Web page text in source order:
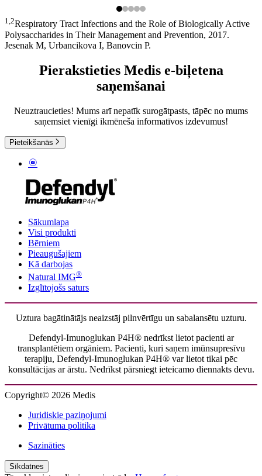
1,2Respiratory Tract Infections and the Role of Biologically Active
Polysaccharides in Their Management and Prevention, 2017.
Jesenak M, Urbancikova I, Banovcin P.
Pierakstieties Medis e-biļetena
saņemšanai
Neuztraucieties! Mums arī nepatīk surogātpasts, tāpēc no mums
saņemsiet vienīgi ikmēneša informatīvos izdevumus!
Pieteikšanās
Sākumlapa
Visi produkti
Bērniem
Pieaugušajiem
Kā darbojas
Natural IMG®
Izglītojošs saturs
Uztura bagātinātājs neaizstāj pilnvērtīgu un sabalansētu uzturu.
Defendyl-Imunoglukan P4H® nedrīkst lietot pacienti ar
transplantētiem orgāniem. Pacienti, kuri saņem imūnsupresīvu
terapiju, Defendyl-Imunoglukan P4H® var lietot tikai pēc
konsultācijas ar ārstu. Nedrīkst pārsniegt ieteicamo diennakts devu.
Copyright© 2026 Medis
Juridiskie paziņojumi
Privātuma politika
Sazināties
Sīkdatnes